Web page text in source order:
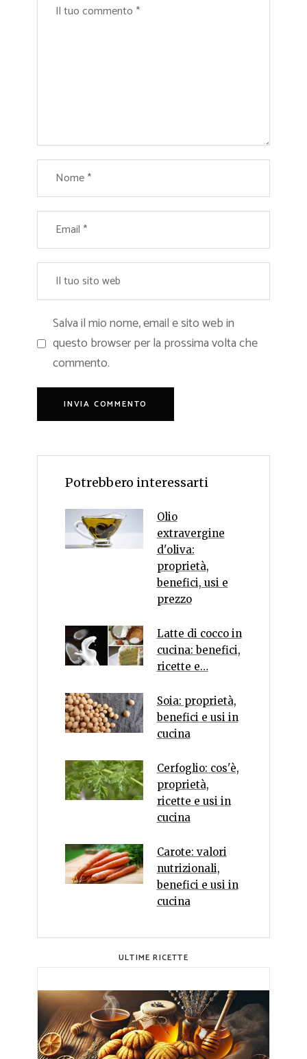
Salva il mio nome, email e sito web in
questo browser per la prossima volta che
commento.
Potrebbero interessarti
Olio
extravergine
d'oliva:
proprietà,
benefici, usi e
prezzo
Latte di cocco in
cucina: benefici,
ricette e…
Soia: proprietà,
benefici e usi in
cucina
Cerfoglio: cos'è,
proprietà,
ricette e usi in
cucina
Carote: valori
nutrizionali,
benefici e usi in
cucina
ULTIME RICETTE